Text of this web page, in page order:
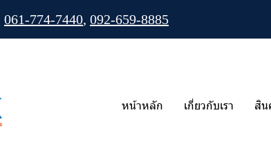
061-774-7440, 092-659-8885
หน้าหลัก เกี่ยวกับเรา สิน